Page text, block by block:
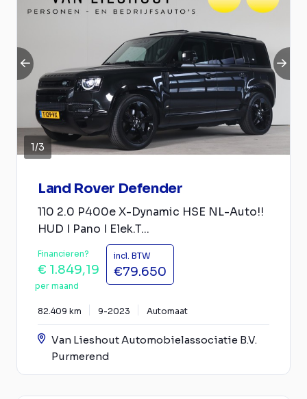
1/3
Land Rover Defender
110 2.0 P400e X-Dynamic HSE NL-Auto!!
HUD I Pano I Elek.T...
Financieren?
€ 1.849,19
per maand
incl. BTW
€79.650
82.409 km 9-2023 Automaat
Van Lieshout Automobielassociatie B.V.
Purmerend